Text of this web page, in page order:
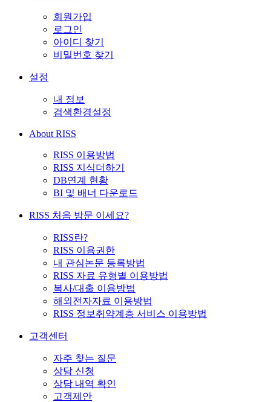
회원가입
로그인
아이디 찾기
비밀번호 찾기
설정
내 정보
검색환경설정
About RISS
RISS 이용방법
RISS 지식더하기
DB연계 현황
BI 및 배너 다운로드
RISS 처음 방문 이세요?
RISS란?
RISS 이용권한
내 관심논문 등록방법
RISS 자료 유형별 이용방법
복사/대출 이용방법
해외전자자료 이용방법
RISS 정보취약계층 서비스 이용방법
고객센터
자주 찾는 질문
상담 신청
상담 내역 확인
고객제안